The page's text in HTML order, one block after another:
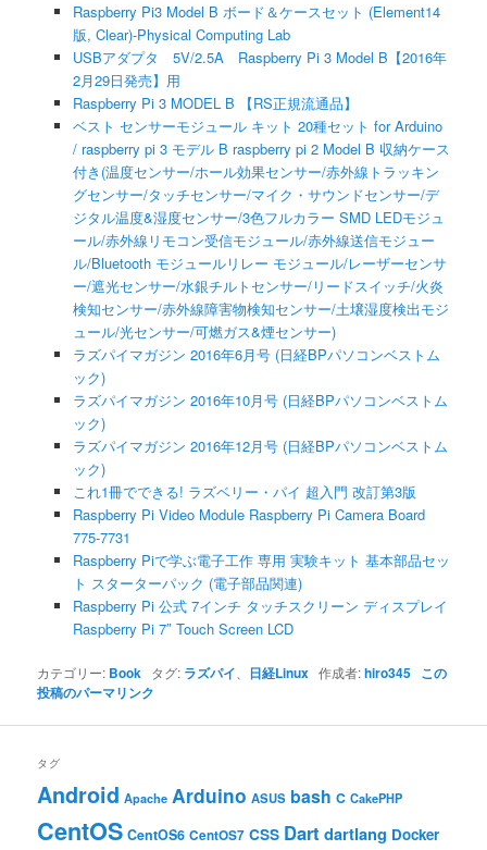
Raspberry Pi3 Model B ボード＆ケースセット (Element14
版, Clear)-Physical Computing Lab
USBアダプタ 5V/2.5A Raspberry Pi 3 Model B【2016年
2月29日発売】用
Raspberry Pi 3 MODEL B 【RS正規流通品】
ベスト センサーモジュール キット 20種セット for Arduino
/ raspberry pi 3 モデル B raspberry pi 2 Model B 収納ケース
付き(温度センサー/ホール効果センサー/赤外線トラッキン
グセンサー/タッチセンサー/マイク・サウンドセンサー/デ
ジタル温度&湿度センサー/3色フルカラー SMD LEDモジュ
ール/赤外線リモコン受信モジュール/赤外線送信モジュー
ル/Bluetooth モジュールリレー モジュール/レーザーセンサ
ー/遮光センサー/水銀チルトセンサー/リードスイッチ/火炎
検知センサー/赤外線障害物検知センサー/土壌湿度検出モジ
ュール/光センサー/可燃ガス&煙センサー)
ラズパイマガジン 2016年6月号 (日経BPパソコンベストム
ック)
ラズパイマガジン 2016年10月号 (日経BPパソコンベストム
ック)
ラズパイマガジン 2016年12月号 (日経BPパソコンベストム
ック)
これ1冊でできる! ラズベリー・パイ 超入門 改訂第3版
Raspberry Pi Video Module Raspberry Pi Camera Board
775-7731
Raspberry Piで学ぶ電子工作 専用 実験キット 基本部品セッ
ト スターターパック (電子部品関連)
Raspberry Pi 公式 7インチ タッチスクリーン ディスプレイ
Raspberry Pi 7″ Touch Screen LCD
カテゴリー: Book タグ: ラズパイ 日経Linux 作成者:hiro345 この
投稿のパーマリンク
タグ
Android Apache Arduino ASUS bash C CakePHP
CentOS CentOS6 CentOS7 CSS Dart dartlang Docker